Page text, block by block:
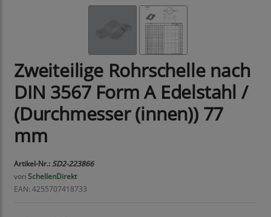
Zweiteilige Rohrschelle nach
DIN 3567 Form A Edelstahl /
(Durchmesser (innen)) 77
mm
Artikel-Nr.: SD2-223866
vonSchellenDirekt
EAN: 4255707418733